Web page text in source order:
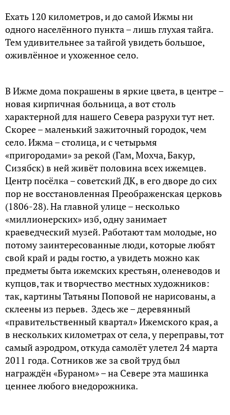
Ехать 120 километров, и до самой Ижмы ни
одного населённого пункта – лишь глухая тайга.
Тем удивительнее за тайгой увидеть большое,
оживлённое и ухоженное село.
В Ижме дома покрашены в яркие цвета, в центре –
новая кирпичная больница, а вот столь
характерной для нашего Севера разрухи тут нет.
Скорее – маленький зажиточный городок, чем
село. Ижма – столица, и с четырьмя
«пригородами» за рекой (Гам, Мохча, Бакур,
Сизябск) в ней живёт половина всех ижемцев.
Центр посёлка – советский ДК, в его дворе до сих
пор не восстановленная Преображенская церковь
(1806-28). На главной улице – несколько
«миллионерских» изб, одну занимает
краеведческий музей. Работают там молодые, но
потому заинтересованные люди, которые любят
свой край и рады гостю, а увидеть можно как
предметы быта ижемских крестьян, оленеводов и
купцов, так и творчество местных художников:
так, картины Татьяны Поповой не нарисованы, а
склеены из перьев. Здесь же – деревянный
«правительственный квартал» Ижемского края, а
в нескольких километрах от села, у переправы, тот
самый аэродром, откуда самолёт улетел 24 марта
2011 года. Сотников же за свой труд был
награждён «Бураном» – на Севере эта машинка
ценнее любого внедорожника.